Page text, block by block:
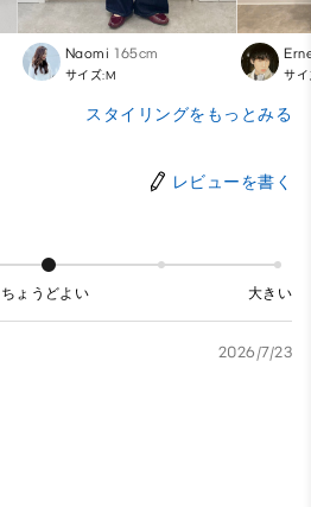
Naomi 165cm
サイズ:M サ
スタイリングをもっとみる
レビューを書く
ちょうどよい 大きい
2026/7/23